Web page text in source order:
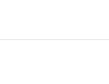
Group eu, Arpa